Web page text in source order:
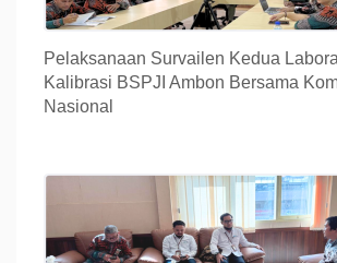
Pelaksanaan Survailen Kedua
Kalibrasi BSPJI Ambon Bersama
Nasional